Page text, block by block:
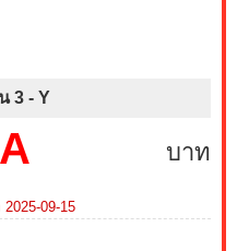
3 - Y
บาท
09-15